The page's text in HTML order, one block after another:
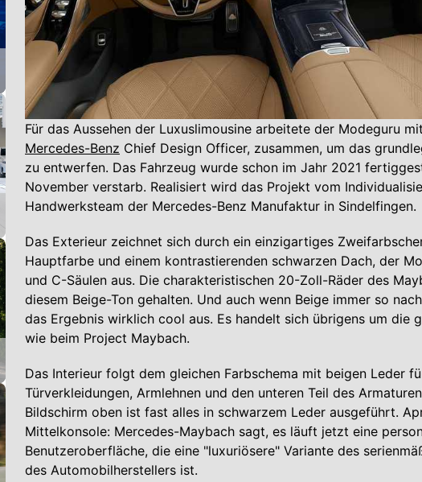
Für das Aussehen der Luxuslimousine arbeitete der Modeguru
Mercedes-Benz Chief Design Officer, zusammen, um das
zu entwerfen. Das Fahrzeug wurde schon im Jahr 2021
November verstarb. Realisiert wird das Projekt vom
Handwerksteam der Mercedes-Benz Manufaktur in Sindelfingen.
Das Exterieur zeichnet sich durch ein einzigartiges
Hauptfarbe und einem kontrastierenden schwarzen Dach, der
und C-Säulen aus. Die charakteristischen 20-Zoll-Räder des
diesem Beige-Ton gehalten. Und auch wenn Beige immer so
das Ergebnis wirklich cool aus. Es handelt sich übrigens um die
wie beim Project Maybach.
Das Interieur folgt dem gleichen Farbschema mit beigen Leder
Türverkleidungen, Armlehnen und den unteren Teil des
Bildschirm oben ist fast alles in schwarzem Leder ausgeführt.
Mittelkonsole: Mercedes-Maybach sagt, es läuft jetzt eine
Benutzeroberfläche, die eine "luxuriösere" Variante des
des Automobilherstellers ist.